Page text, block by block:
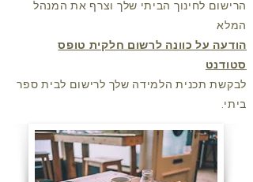
הרישום לחינוך הביתי שלך וצרף את המנהל
המלא
הודעה על כוונה לרשום חלקית טופס
סטודנט
לבקשת תכנית הלמידה שלך לרישום לבית ספר
ביתי.